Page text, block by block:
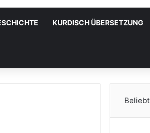
KURDISCH ÜBERSETZUNG
Beliebt